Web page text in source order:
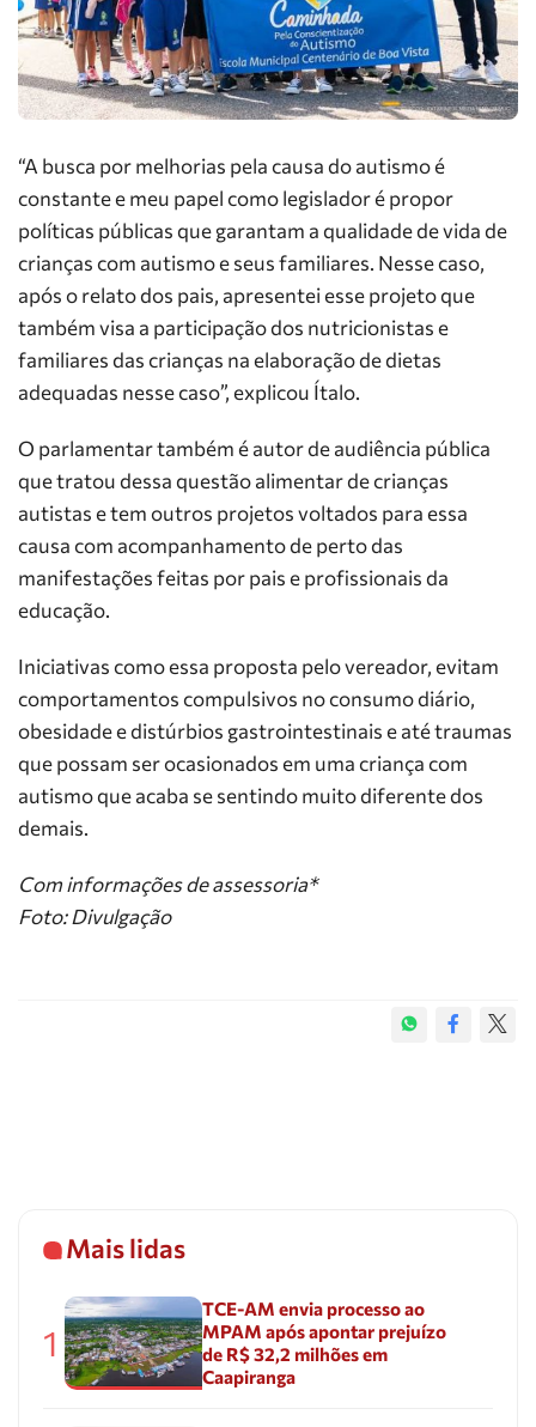
“A busca por melhorias pela causa do autismo é
constante e meu papel como legislador é propor
políticas públicas que garantam a qualidade de vida de
crianças com autismo e seus familiares. Nesse caso,
após o relato dos pais, apresentei esse projeto que
também visa a participação dos nutricionistas e
familiares das crianças na elaboração de dietas
adequadas nesse caso”, explicou Ítalo.
O parlamentar também é autor de audiência pública
que tratou dessa questão alimentar de crianças
autistas e tem outros projetos voltados para essa
causa com acompanhamento de perto das
manifestações feitas por pais e profissionais da
educação.
Iniciativas como essa proposta pelo vereador, evitam
comportamentos compulsivos no consumo diário,
obesidade e distúrbios gastrointestinais e até traumas
que possam ser ocasionados em uma criança com
autismo que acaba se sentindo muito diferente dos
demais.
Com informações de assessoria*
Foto: Divulgação
Mais lidas
1
TCE-AM envia processo ao
MPAM após apontar prejuízo
de R$ 32,2 milhões em
Caapiranga